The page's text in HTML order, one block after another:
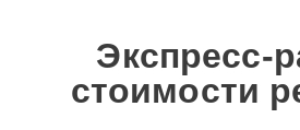
Экспресс-
стоимости